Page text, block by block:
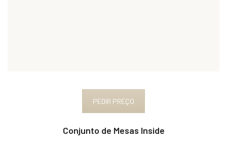
PEDIR PREÇO
Conjunto de Mesas Inside